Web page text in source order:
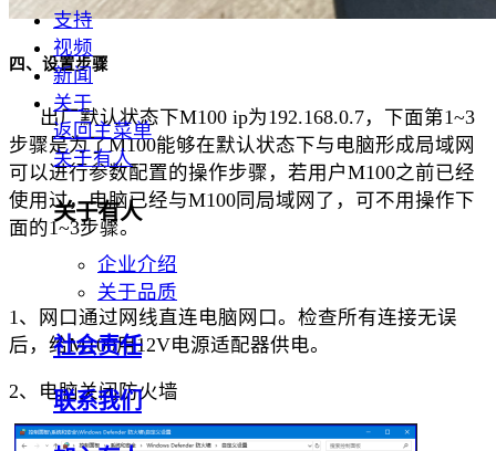
支持
视频
新闻
关于
返回主菜单
关于有人
关于有人
企业介绍
关于品质
社会责任
联系我们
四、 设置步骤
出厂默认状态下M100 ip为192.168.0.7，下面第1~3
步骤是为了M100能够在默认状态下与电脑形成局域网
可以进行参数配置的操作步骤，若用户M100之前已经
使用过，电脑已经与M100同局域网了，可不用操作下
面的1~3步骤。
1、网口通过网线直连电脑网口。检查所有连接无误
后，给M100用12V电源适配器供电。
2、电脑关闭防火墙